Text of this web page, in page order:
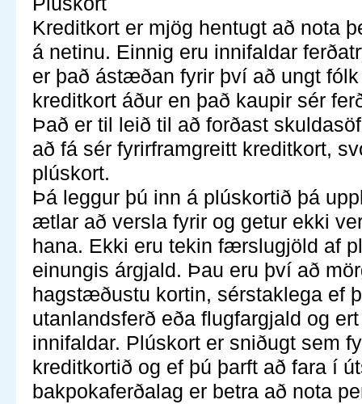
Kreditkort er mjög hentugt að nota
á netinu. Einnig eru innifaldar
er það ástæðan fyrir því að ungt
kreditkort áður en það kaupir sér
Það er til leið til að forðast
að fá sér fyrirframgreitt kreditkort,
plúskort.
Þá leggur þú inn á plúskortið þá
ætlar að versla fyrir og getur ekki
hana. Ekki eru tekin færslugjöld af
einungis árgjald. Þau eru því að
hagstæðustu kortin, sérstaklega ef
utanlandsferð eða flugfargjald og
innifaldar. Plúskort er sniðugt sem
kreditkortið og ef þú þarft að fara í
bakpokaferðalag er betra að nota